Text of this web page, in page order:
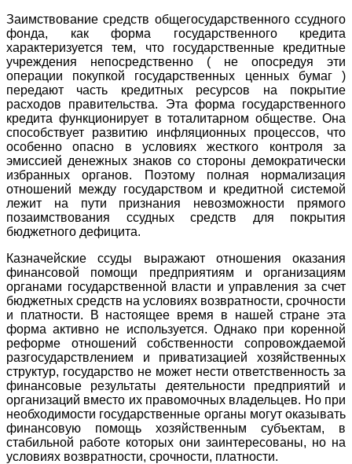
Заимствование средств общегосударственного ссудного
фонда, как форма государственного кредита
характеризуется тем, что государственные кредитные
учреждения непосредственно ( не опосредуя эти
операции покупкой государственных ценных бумаг )
передают часть кредитных ресурсов на покрытие
расходов правительства. Эта форма государственного
кредита функционирует в тоталитарном обществе. Она
способствует развитию инфляционных процессов, что
особенно опасно в условиях жесткого контроля за
эмиссией денежных знаков со стороны демократически
избранных органов. Поэтому полная нормализация
отношений между государством и кредитной системой
лежит на пути признания невозможности прямого
позаимствования ссудных средств для покрытия
бюджетного дефицита.
Казначейские ссуды выражают отношения оказания
финансовой помощи предприятиям и организациям
органами государственной власти и управления за счет
бюджетных средств на условиях возвратности, срочности
и платности. В настоящее время в нашей стране эта
форма активно не используется. Однако при коренной
реформе отношений собственности сопровождаемой
разгосударствлением и приватизацией хозяйственных
структур, государство не может нести ответственность за
финансовые результаты деятельности предприятий и
организаций вместо их правомочных владельцев. Но при
необходимости государственные органы могут оказывать
финансовую помощь хозяйственным субъектам, в
стабильной работе которых они заинтересованы, но на
условиях возвратности, срочности, платности.